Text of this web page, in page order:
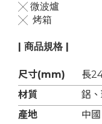
╳ 微波爐
╳ 烤箱
| 商品規格 |
尺寸(mm)
長
材質
鋁
產地
中國